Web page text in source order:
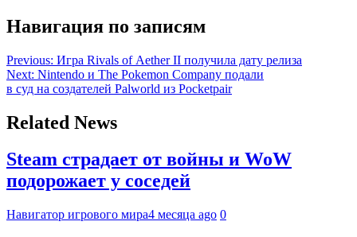
Навигация по записям
Previous: Игра Rivals of Aether II получила дату релиза
Next: Nintendo и The Pokemon Company подали
в суд на создателей Palworld из Pocketpair
Related News
Steam страдает от войны и WoW
подорожает у соседей
Навигатор игрового мира4 месяца ago 0